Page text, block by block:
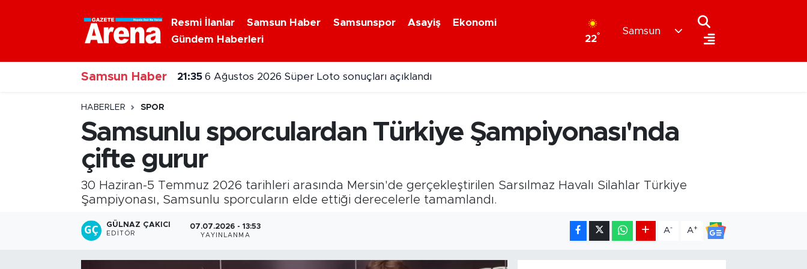
Resmi İlanlar Samsun Haber Samsunspor Asayiş
Ekonomi
Gündem Haberleri
22°
Samsun
Samsun Haber 21:35 6 Ağustos 2026 Süper Loto sonuçları açıklandı
HABERLER SPOR
Samsunlu sporculardan Türkiye Şampiyonası'nda
çifte gurur
30 Haziran-5 Temmuz 2026 tarihleri arasında Mersin'de gerçekleştirilen Sarsılmaz Havalı Silahlar Türkiye
Şampiyonası, Samsunlu sporcuların elde ettiği derecelerle tamamlandı.
GÜLNAZ ÇAKICI
EDITÖR
07.07.2026 - 13:53
YAYINLANMA
A- A+
Nöbetçi Eczaneler
Hava Durumu
Samsun Namaz Vakitleri
Trafik Durumu
Süper Lig Puan Durumu ve Fikstür
Tüm Manşetler
Son Dakika Haberleri
Haber Arşivi